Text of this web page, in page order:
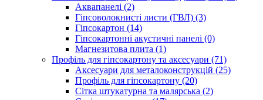
Аквапанелі (2)
Гіпсоволокнисті листи (ГВЛ) (3)
Гіпсокартон (14)
Гіпсокартонні акустичні панелі (0)
Магнезитова плита (1)
Профіль для гіпсокартону та аксесуари (71)
Аксесуари для металоконструкцій (25)
Профіль для гіпсокартону (20)
Сітка штукатурна та малярська (2)